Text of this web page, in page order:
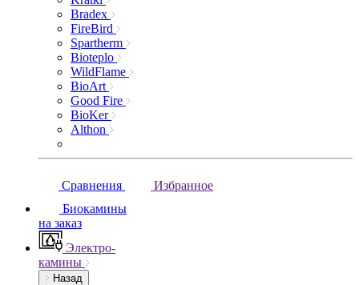
Bradex
FireBird
Spartherm
Bioteplo
WildFlame
BioArt
Good Fire
BioKer
Althon
Сравнения
Избранное
Биокамины
на заказ
Электро-
камины
Назад